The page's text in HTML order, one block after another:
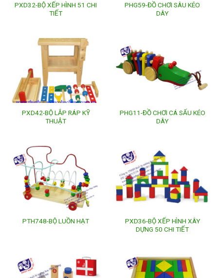
PXD32-BỘ XẾP HÌNH 51 CHI
TIẾT
PHG59-ĐỒ CHƠI SÂU KÉO
DÂY
PXD42-BỘ LẮP RÁP KỸ
THUẬT
PHG11-ĐỒ CHƠI CÁ SẤU KÉO
DÂY
PTH748-BỘ LUỒN HẠT
PXD36-BỘ XẾP HÌNH XÂY
DỰNG 50 CHI TIẾT